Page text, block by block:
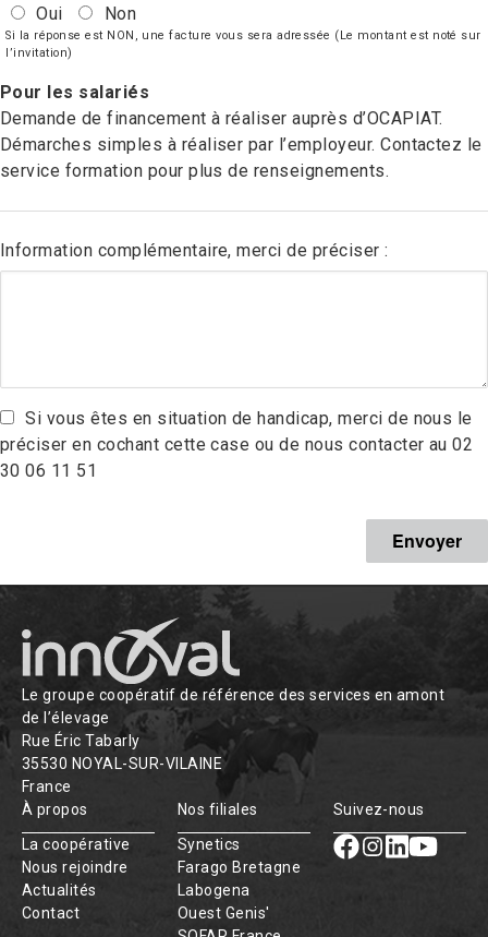
Oui
Non
Si la réponse est NON, une facture vous sera adressée (Le montant est noté sur
l’invitation)
Pour les salariés
Demande de financement à réaliser auprès d’OCAPIAT.
Démarches simples à réaliser par l’employeur. Contactez le
service formation pour plus de renseignements.
Information complémentaire, merci de préciser :
Si vous êtes en situation de handicap, merci de nous le
préciser en cochant cette case ou de nous contacter au 02
30 06 11 51
Le groupe coopératif de référence des services en amont
de l’élevage
Rue Éric Tabarly
35530 NOYAL-SUR-VILAINE
France
À propos
La coopérative
Nous rejoindre
Actualités
Contact
Nos filiales
Synetics
Farago Bretagne
Labogena
Ouest Genis'
Suivez-nous